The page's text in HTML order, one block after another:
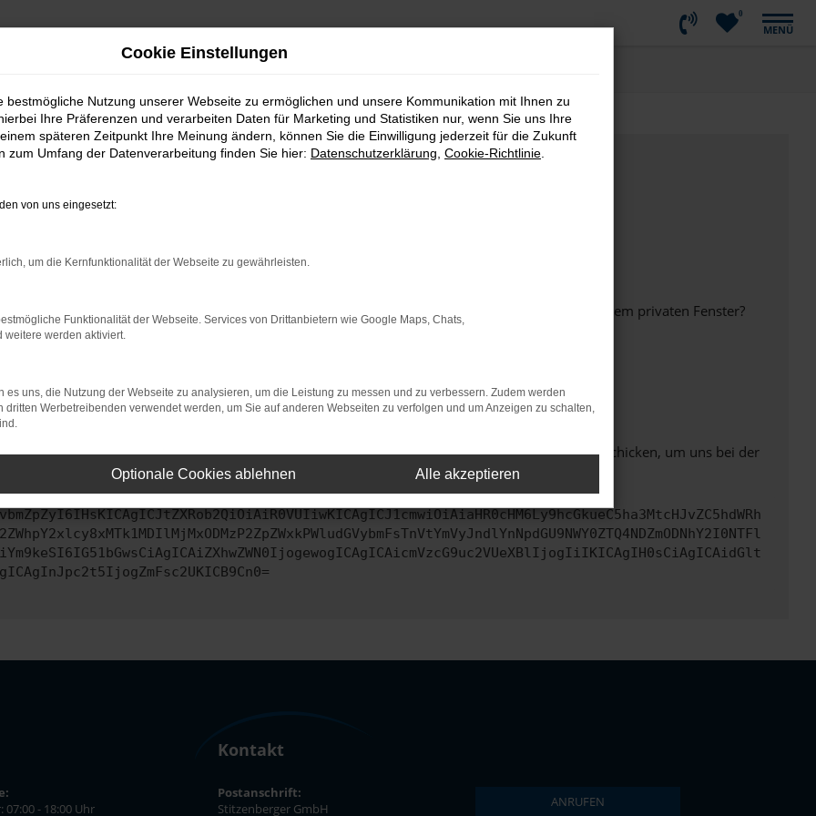
0
MENÜ
bestimmter Seiten verhindern. Funktioniert die Seite in einem anderen Browser oder in einem privaten Fenster?
beheben.
auf dem neuesten Stand sind.
kann auch dazu führen, dass bestimmte Funktionen nicht mehr unterstützt werden.
uns bitte. Wir werden versuchen, das Problem zu beheben. Du kannst uns diesen Text schicken, um uns bei der
07:00 - 18:00 Uhr
Kontakt
Postanschrift:
Stitzenberger GmbH
ANRUFEN
Cookie Einstellungen
bestmögliche Nutzung unserer Webseite zu ermöglichen und unsere Kommunikation mit Ihnen zu
Ihre Präferenzen und verarbeiten Daten für Marketing und Statistiken nur, wenn Sie uns Ihre
späteren Zeitpunkt Ihre Meinung ändern, können Sie die Einwilligung jederzeit für die Zukunft
zum Umfang der Datenverarbeitung finden Sie hier: Datenschutzerklärung Cookie-Richtlinie
von uns eingesetzt:
um die Kernfunktionalität der Webseite zu gewährleisten.
Funktionalität der Webseite. Services von Drittanbietern wie Google Maps, Chats,
weitere werden aktiviert.
es uns, die Nutzung der Webseite zu analysieren, um die Leistung zu messen und zu verbessern. Zudem werden
dritten Werbetreibenden verwendet werden, um Sie auf anderen Webseiten zu verfolgen und um Anzeigen zu schalten,
Optionale Cookies ablehnen Alle akzeptieren